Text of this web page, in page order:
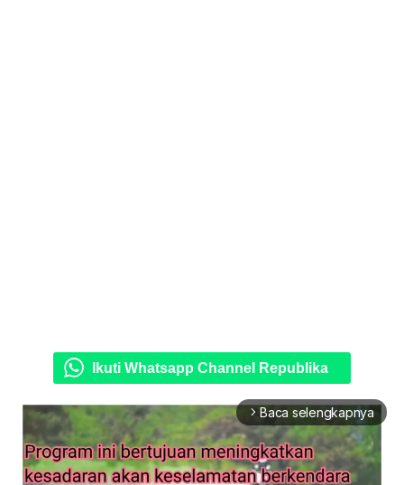
Ikuti Whatsapp Channel Republika
arrow_forward_ios Baca selengkapnya